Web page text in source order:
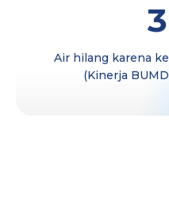
Air hilang karena
(Kinerja